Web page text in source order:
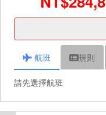
航班 規則
請先選擇航班